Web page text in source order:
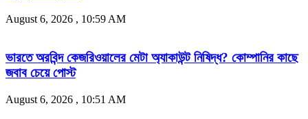
August 6, 2026 , 10:59 AM
ভারতে অরবিন্দ কেজরিওয়ালের মেটা অ্যাকাউন্ট নিষিদ্ধ? কোম্পানির কাছে
জবাব চেয়ে পোস্ট
August 6, 2026 , 10:51 AM